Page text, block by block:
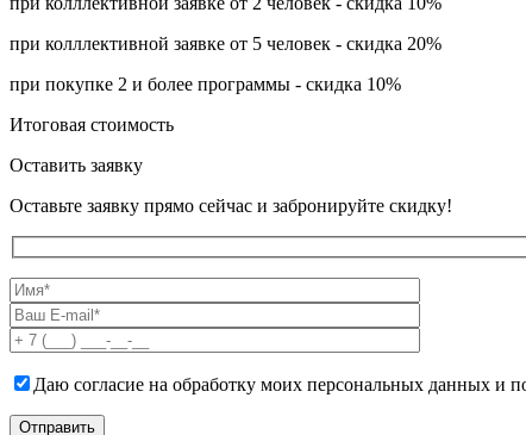
при колллективной заявке от 5 человек - скидка 20%
при покупке 2 и более программы - скидка 10%
Итоговая стоимость
Оставить заявку
Оставьте заявку прямо сейчас и забронируйте скидку!
Даю согласие на обработку моих персональных данных и